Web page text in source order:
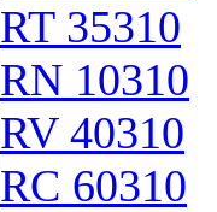
RT 35310
RN 10310
RV 40310
RC 60310